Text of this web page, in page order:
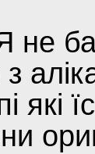
не
з
які